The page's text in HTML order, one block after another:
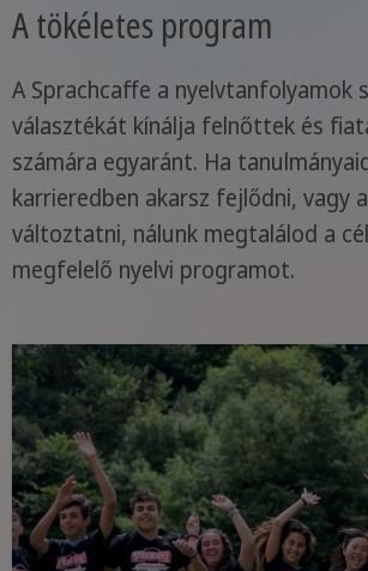
A tökéletes program
A Sprachcaffe a nyelvtanfolyamok
választékát kínálja felnőttek és
számára egyaránt. Ha
karrieredben akarsz fejlődni, vagy
változtatni, nálunk megtalálod a
megfelelő nyelvi programot.